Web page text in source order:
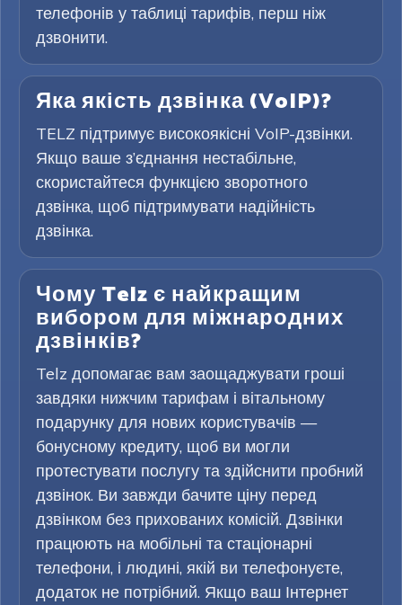
телефонів у таблиці тарифів, перш ніж
дзвонити.
Яка якість дзвінка (VoIP)?
TELZ підтримує високоякісні VoIP-дзвінки.
Якщо ваше з’єднання нестабільне,
скористайтеся функцією зворотного
дзвінка, щоб підтримувати надійність
дзвінка.
Чому Telz є найкращим
вибором для міжнародних
дзвінків?
Telz допомагає вам заощаджувати гроші
завдяки нижчим тарифам і вітальному
подарунку для нових користувачів —
бонусному кредиту, щоб ви могли
протестувати послугу та здійснити пробний
дзвінок. Ви завжди бачите ціну перед
дзвінком без прихованих комісій. Дзвінки
працюють на мобільні та стаціонарні
телефони, і людині, якій ви телефонуєте,
додаток не потрібний. Якщо ваш Інтернет